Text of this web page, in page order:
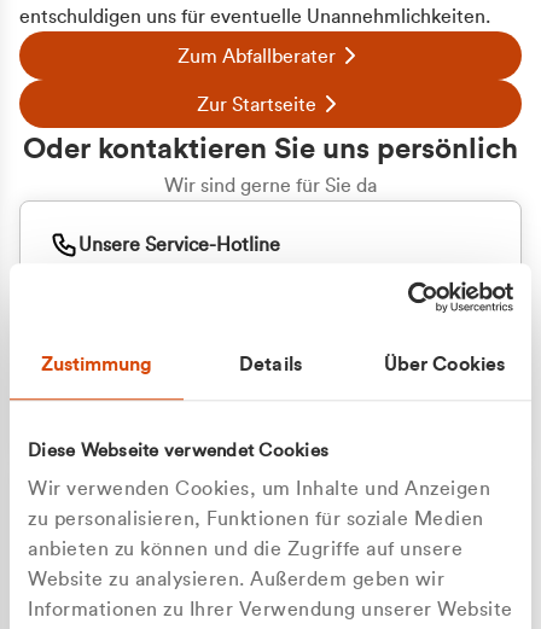
Zustimmung Details Über Cookies
Diese Webseite verwendet Cookies
Wir verwenden Cookies, um Inhalte und Anzeigen
zu personalisieren, Funktionen für soziale Medien
anbieten zu können und die Zugriffe auf unsere
Website zu analysieren. Außerdem geben wir
Informationen zu Ihrer Verwendung unserer Website
entschuldigen uns für eventuelle Unannehmlichkeiten.
Zum Abfallberater
Zur Startseite
Oder kontaktieren Sie uns persönlich
Wir sind gerne für Sie da
Unsere Service-Hotline
+49 177 8376058